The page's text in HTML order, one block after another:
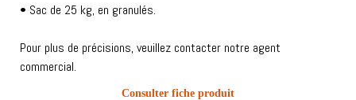
• Sac de 25 kg, en granulés.
Pour plus de précisions, veuillez contacter notre agent
commercial.
Consulter fiche produit